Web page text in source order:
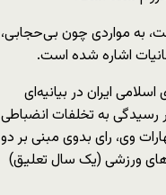
به مواردی چون بی‌حجابی،
اشاره شده است.
ایران در بیانیه‌ای
رسیدگی به تخلفات انضباطی
وی، رای بدوی مبنی بر دو
ورزشی (یک سال تعلیق)